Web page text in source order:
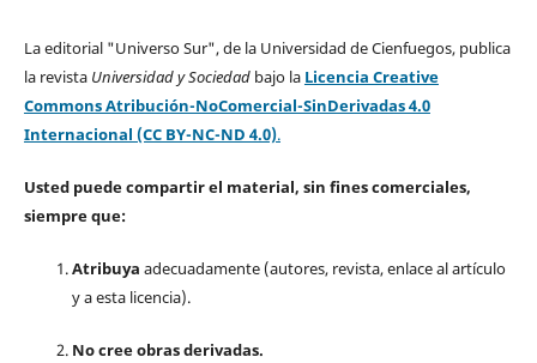
La editorial "Universo Sur", de la Universidad de Cienfuegos, publica
la revista Universidad y Sociedad bajo la Licencia Creative
Commons Atribución-NoComercial-SinDerivadas 4.0
Internacional (CC BY-NC-ND 4.0).
Usted puede compartir el material, sin fines comerciales,
siempre que:
Atribuya adecuadamente (autores, revista, enlace al artículo
y a esta licencia).
No cree obras derivadas.